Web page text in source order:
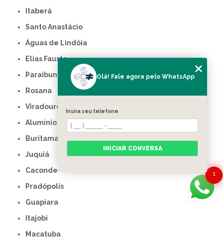
Itaberá
Santo Anastácio
Águas de Lindóia
Elias Fausto
Paraibuna
Rosana
Viradouro
Alumínio
Buritama
Juquiá
Caconde
Pradópolis
Guapiara
Itajobi
Macatuba
1
Olá! Fale agora pelo WhatsApp
Insira seu telefone
INICIAR CONVERSA